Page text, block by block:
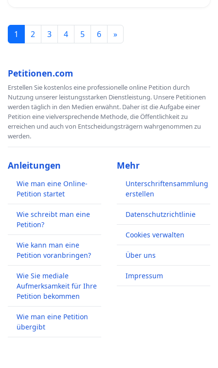
1 2 3 4 5 6 »
Petitionen.com
Erstellen Sie kostenlos eine professionelle online Petition durch
Nutzung unserer leistungsstarken Dienstleistung. Unsere Petitionen
werden täglich in den Medien erwähnt. Daher ist die Aufgabe einer
Petition eine vielversprechende Methode, die Öffentlichkeit zu
erreichen und auch von Entscheidungsträgern wahrgenommen zu
werden.
Anleitungen
Wie man eine Online-
Petition startet
Wie schreibt man eine
Petition?
Wie kann man eine
Petition voranbringen?
Wie Sie mediale
Aufmerksamkeit für Ihre
Petition bekommen
Wie man eine Petition
übergibt
Mehr
Unterschriftensammlung
erstellen
Datenschutzrichtlinie
Cookies verwalten
Über uns
Impressum